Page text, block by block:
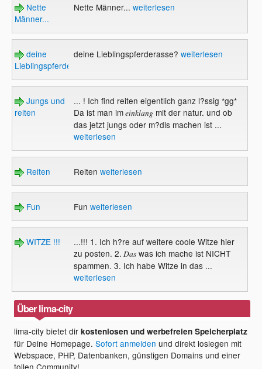
Nette
Männer...
Nette Männer... weiterlesen
deine
Lieblingspferderasse?
deine Lieblingspferderasse? weiterlesen
Jungs und
reiten
... ! Ich find reiten eigentlich ganz l?ssig *gg*
Da ist man imeinklangmit der natur. und ob
das jetzt jungs oder m?dls machen ist ...
weiterlesen
Reiten Reiten weiterlesen
Fun Fun weiterlesen
WITZE !!!
...!!! 1. Ich h?re auf weitere coole Witze hier
zu posten. 2. Daswas ich mache ist NICHT
spammen. 3. Ich habe Witze in das ...
weiterlesen
Über lima-city
lima-city bietet dirkostenlosen und werbefreien Speicherplatz
für Deine Homepage.Sofort anmelden und direkt loslegen mit
Webspace, PHP, Datenbanken, günstigen Domains und einer
tollen Community!